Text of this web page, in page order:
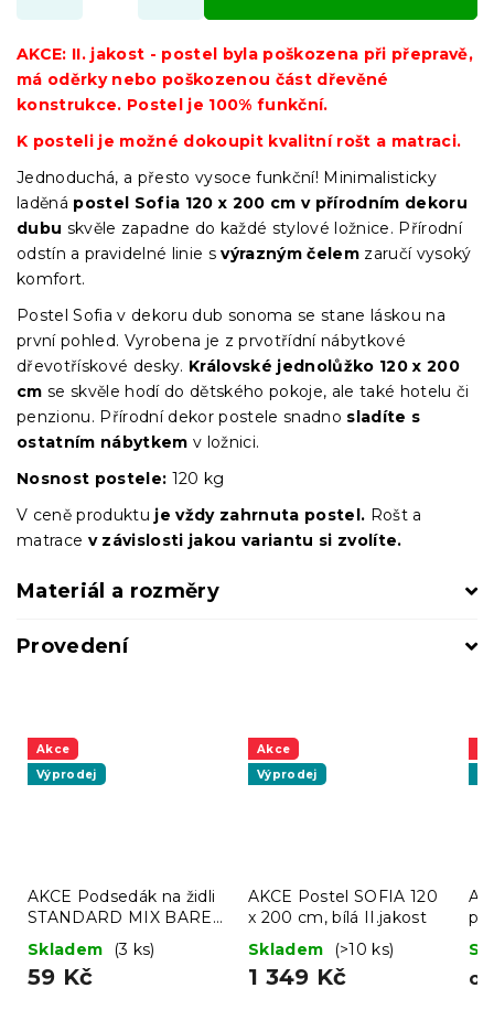
AKCE: II. jakost - postel byla poškozena při přepravě,
má oděrky nebo poškozenou část dřevěné
konstrukce. Postel je 100% funkční.
K posteli je možné dokoupit kvalitní rošt a matraci.
Jednoduchá, a přesto vysoce funkční! Minimalisticky
laděná postel Sofia 120 x 200 cm v přírodním dekoru
dubu skvěle zapadne do každé stylové ložnice. Přírodní
odstín a pravidelné linie svýrazným čelem zaručí vysoký
komfort.
Postel Sofia v dekoru dub sonoma se stane láskou na
první pohled. Vyrobena je z prvotřídní nábytkové
dřevotřískové desky. Královské jednolůžko 120 x 200
cm se skvěle hodí do dětského pokoje, ale také hotelu či
penzionu. Přírodní dekor postele snadno sladíte s
ostatním nábytkem v ložnici.
Nosnost postele: 120 kg
V ceně produktu je vždy zahrnuta postel. Rošt a
matrace v závislosti jakou variantu si zvolíte.
Materiál a rozměry
Provedení
Akce
Výprodej
AKCE Podsedák na židli
STANDARD MIX BAREV
II. jakost
Skladem (3 ks)
59 Kč
Akce
Výprodej
AKCE Postel SOFIA 120
x 200 cm, bílá II.jakost
Skladem
(>10 ks)
1 349 Kč od